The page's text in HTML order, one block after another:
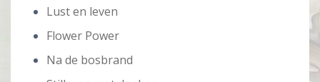
Lust en leven
Flower Power
Na de bosbrand